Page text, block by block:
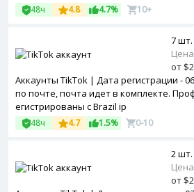
48ч 4.8 4.7% 10+
Аккаунты TikTok | Дата регистрации -
по почте, почта идет в комплекте.
егистрированы с Brazil ip
48ч 4.7 1.5% 0-10
7 шт.
от
2 шт.
от